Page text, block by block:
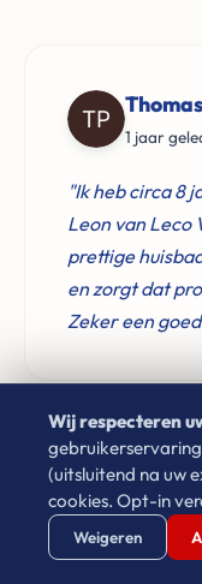
1 jaar
"Ik heb circa 8
Leon van Leco
prettige
en zorgt dat
Zeker een
Don
2 jaar
"Zeer goede
Wij respecteren
(uitsluitend na uw
cookies. Opt-in
Weigeren
Verstuur